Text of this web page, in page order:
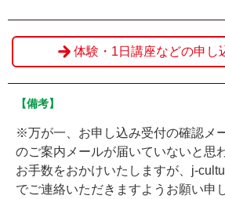
体験・1日講座などの申し
【備考】
※万が一、お申し込み受付の確認メ
のご案内メールが届いていないと思
お手数をおかけいたしますが、j-
でご連絡いただきますようお願い申